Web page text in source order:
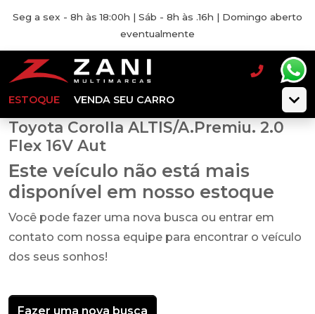
Seg a sex - 8h às 18:00h | Sáb - 8h às .16h | Domingo aberto
eventualmente
ESTOQUE VENDA SEU CARRO
Toyota Corolla ALTIS/A.Premiu. 2.0
Flex 16V Aut
Este veículo não está mais
disponível em nosso estoque
Você pode fazer uma nova busca ou entrar em
contato com nossa equipe para encontrar o veículo
dos seus sonhos!
Fazer uma nova busca